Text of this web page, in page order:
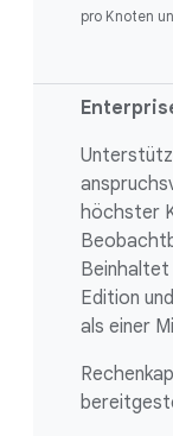
pro Knoten
höchster
Beinhaltet
Edition
als einer